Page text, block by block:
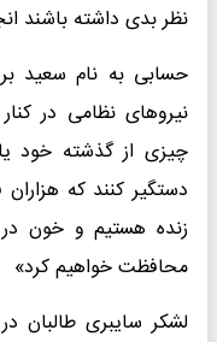
نظر بدی داشته باشند
حسابی به نام سعید
نیرو‌های نظامی در
چیزی از گذشته خود
دستگیر کنند که هزاران
زنده هستیم و خون
محافظت خواهیم کرد»
لشکر سایبری